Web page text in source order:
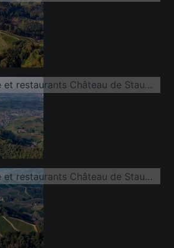
Domaine viticole et restaurants Château de Staufenberg
Domaine viticole et restaurants Château de Staufenberg